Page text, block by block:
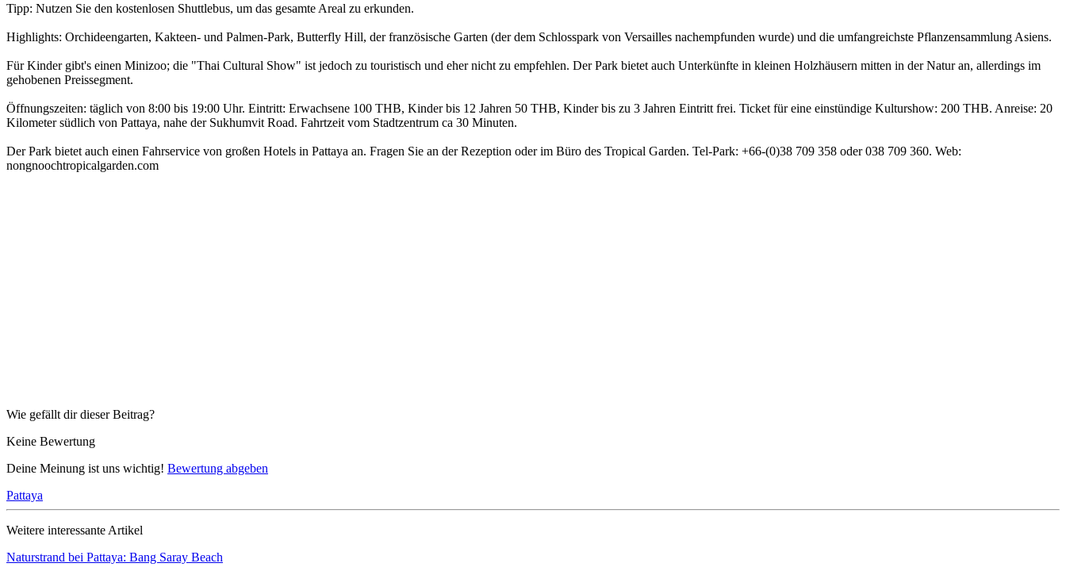
Tipp: Nutzen Sie den kostenlosen Shuttlebus, um das gesamte Areal zu erkunden.
Highlights: Orchideengarten, Kakteen- und Palmen-Park, Butterfly Hill, der französische Garten (der dem Schlosspark von Versailles nachempfunden wurde) und die umfangreichste Pflanzensammlung Asiens.
Für Kinder gibt's einen Minizoo; die "Thai Cultural Show" ist jedoch zu touristisch und eher nicht zu empfehlen. Der Park bietet auch Unterkünfte in kleinen Holzhäusern mitten in der Natur an, allerdings im
gehobenen Preissegment.
Öffnungszeiten: täglich von 8:00 bis 19:00 Uhr. Eintritt: Erwachsene 100 THB, Kinder bis 12 Jahren 50 THB, Kinder bis zu 3 Jahren Eintritt frei. Ticket für eine einstündige Kulturshow: 200 THB. Anreise: 20
Kilometer südlich von Pattaya, nahe der Sukhumvit Road. Fahrtzeit vom Stadtzentrum ca 30 Minuten.
Der Park bietet auch einen Fahrservice von großen Hotels in Pattaya an. Fragen Sie an der Rezeption oder im Büro des Tropical Garden. Tel-Park: +66-(0)38 709 358 oder 038 709 360. Web:
nongnoochtropicalgarden.com
Wie gefällt dir dieser Beitrag?
Keine Bewertung
Deine Meinung ist uns wichtig! Bewertung abgeben
Pattaya
Weitere interessante Artikel
Naturstrand bei Pattaya: Bang Saray Beach